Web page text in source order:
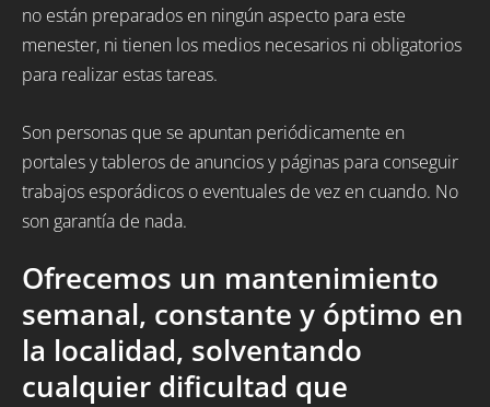
no están preparados en ningún aspecto para este
menester, ni tienen los medios necesarios ni obligatorios
para realizar estas tareas.
Son personas que se apuntan periódicamente en
portales y tableros de anuncios y páginas para conseguir
trabajos esporádicos o eventuales de vez en cuando. No
son garantía de nada.
Ofrecemos un mantenimiento
semanal, constante y óptimo en
la localidad, solventando
cualquier dificultad que